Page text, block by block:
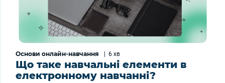
Основи онлайн-навчання | 6 хв
Що таке навчальні елементи в
електронному навчанні?